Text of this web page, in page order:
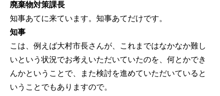
廃棄物対策課長
知事あてに来ています。知事あてだけです。
知事
こは、例えば大村市長さんが、これまではなかなか難し
いという状況でお考えいただいていたのを、何とかでき
んかということで、また検討を進めていただいていると
いうことでもありますので。